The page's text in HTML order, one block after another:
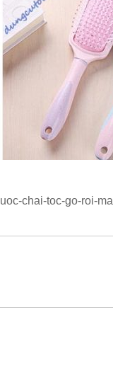
luoc-chai-toc-go-roi-